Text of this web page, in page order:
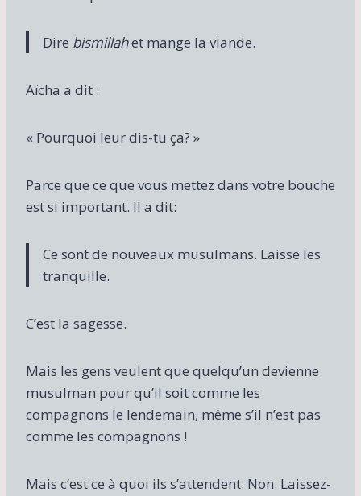
Dire bismillahet mange la viande.
Aïcha a dit :
« Pourquoi leur dis-tu ça? »
Parce que ce que vous mettez dans votre bouche
est si important. Il a dit:
Ce sont de nouveaux musulmans. Laisse les
tranquille.
C’est la sagesse.
Mais les gens veulent que quelqu’un devienne
musulman pour qu’il soit comme les
compagnons le lendemain, même s’il n’est pas
comme les compagnons !
Mais c’est ce à quoi ils s’attendent. Non. Laissez-